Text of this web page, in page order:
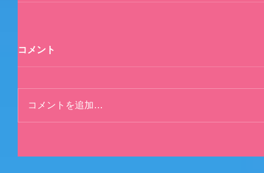
コメント
コメントを追加…